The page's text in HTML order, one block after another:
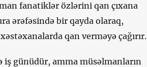
fanatiklər özlərini qan çıxana
ərəfəsində bir qayda olaraq,
qan verməyə çağırır.
iş günüdür, amma müsəlmanların